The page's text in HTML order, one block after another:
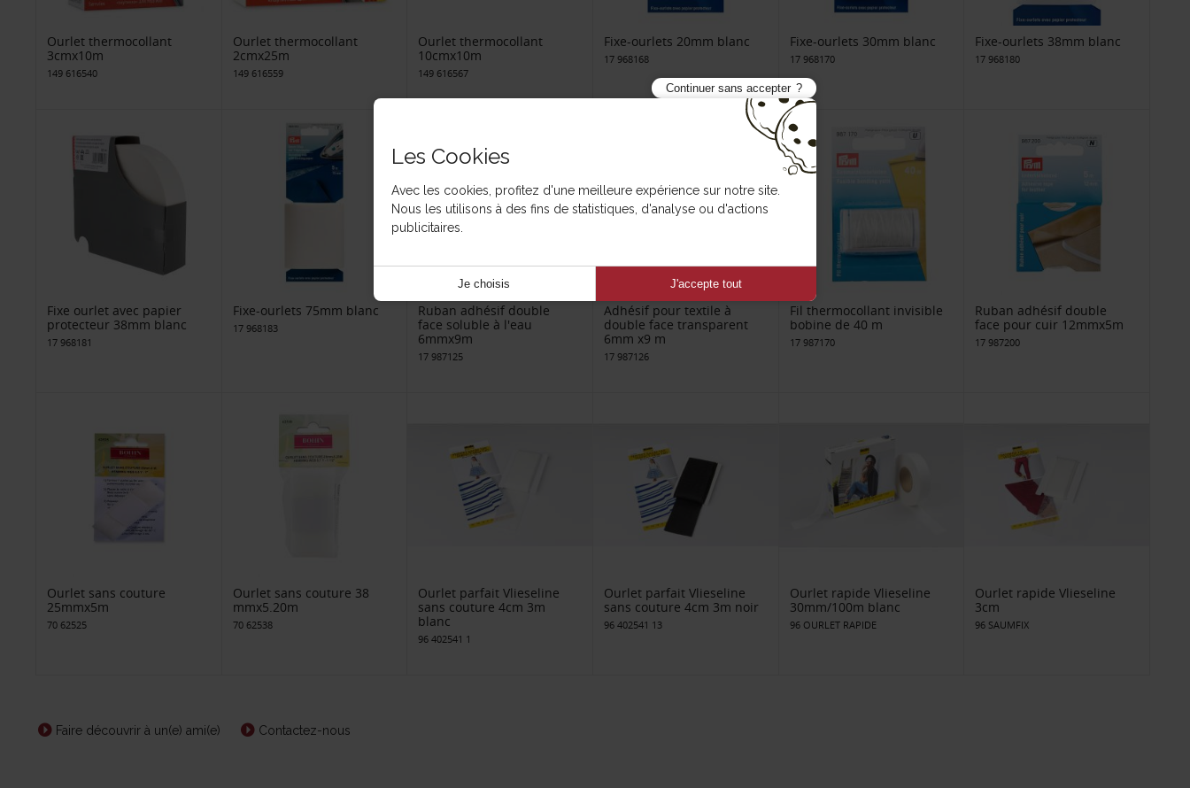
Ourlet thermocollant
3cmx10m
149 616540
Ourlet thermocollant
2cmx25m
149 616559
Ourlet thermocollant
10cmx10m
149 616567
Fixe-ourlets 20mm blanc
17 968168
Fixe-ourlets 30mm blanc
17 968170
Fixe-ourlets 38mm blanc
17 968180
Fixe ourlet avec papier
protecteur 38mm blanc
17 968181
Fixe-ourlets 75mm blanc
17 968183
Ruban adhésif double
face soluble à l'eau
6mmx9m
17 987125
Adhésif pour textile à
double face transparent
6mm x9 m
17 987126
Fil thermocollant invisible
bobine de 40 m
17 987170
Ruban adhésif double
face pour cuir 12mmx5m
17 987200
Ourlet sans couture
25mmx5m
70 62525
Ourlet sans couture 38
mmx5.20m
70 62538
Ourlet parfait Vlieseline
sans couture 4cm 3m
blanc
96 402541 1
Ourlet parfait Vlieseline
sans couture 4cm 3m noir
96 402541 13
Ourlet rapide Vlieseline
30mm/100m blanc
96 OURLET RAPIDE
Ourlet rapide Vlieseline
3cm
96 SAUMFIX
Faire découvrir à un(e) ami(e) Contactez-nous
Continuer sans accepter
Les Cookies
Avec les cookies, profitez d'une meilleure expérience sur notre site.
Nous les utilisons à des fins de statistiques, d'analyse ou d'actions
publicitaires.
Je choisis J'accepte tout